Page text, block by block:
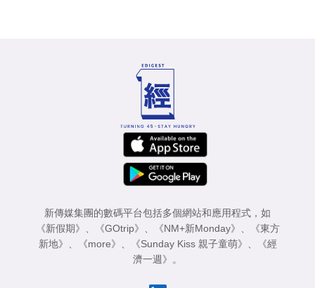
新傳媒集團的數碼平台包括多個網站和應用程式，如
《新假期》
《GOtrip》 《NM+新Monday》
《東方
新地》
《more》 《Sunday Kiss 親子童萌》
《經
濟一週》
。